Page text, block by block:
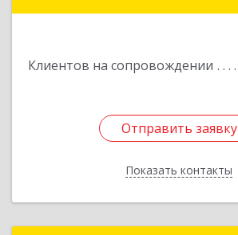
Клиентов на сопровождении
Отправить заявку
Показать контакты
Отправить заявку
Назад